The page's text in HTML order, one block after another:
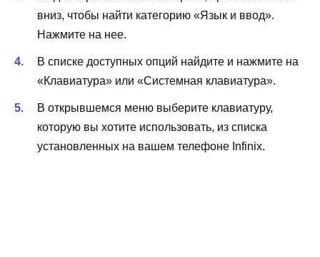
вниз, чтобы найти категорию «Язык и ввод».
Нажмите на нее.
В списке доступных опций найдите и нажмите на
«Клавиатура» или «Системная клавиатура».
В открывшемся меню выберите клавиатуру,
которую вы хотите использовать, из списка
установленных на вашем телефоне Infinix.